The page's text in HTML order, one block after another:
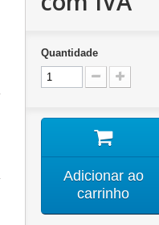
Quantidade
Adicionar ao
carrinho